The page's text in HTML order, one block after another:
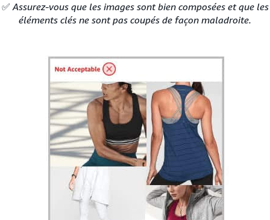
✅Assurez-vous que les images sont bien composées et que les
éléments clés ne sont pas coupés de façon maladroite.